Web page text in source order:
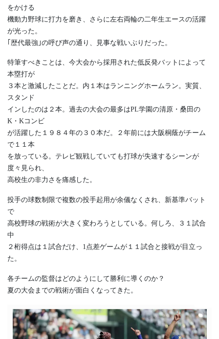
をかける
機動力野球に打力を磨き、さらに左右両輪の二年生エースの活躍
が光った。
｢歴代最強｣の呼び声の通り、見事な戦いぶりだった。
特筆すべきことは、今大会から採用された低反発バットによって
本塁打が
３本と激減したことだ。内１本はランニングホームラン。実質、
スタンド
インしたのは２本。過去の大会の最多はPL学園の清原・桑田の
K・Kコンビ
が活躍した１９８４年の３０本だ。２年前には大阪桐蔭がチーム
で１１本
を放っている。テレビ観戦していても打球が失速するシーンが
度々見られ、
高校生の非力さを痛感した。
投手の球数制限で複数の投手起用が余儀なくされ、新基準バット
で
高校野球の戦術が大きく変わろうとしている。何しろ、３１試合
中
２桁得点は１試合だけ、1点差ゲームが１１試合と接戦が目立っ
た。
各チームの監督はどのようにして勝利に導くのか？
夏の大会までの戦術が面白くなってきた。